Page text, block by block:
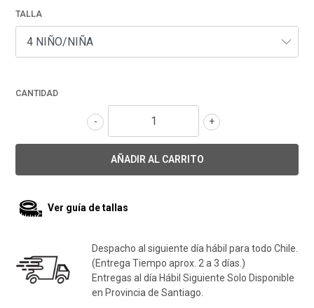
TALLA
CANTIDAD
+
-
Ver guía de tallas
Despacho al siguiente día hábil para todo Chile.
(Entrega Tiempo aprox. 2 a 3 días.)
Entregas al día Hábil Siguiente Solo Disponible
en Provincia de Santiago.